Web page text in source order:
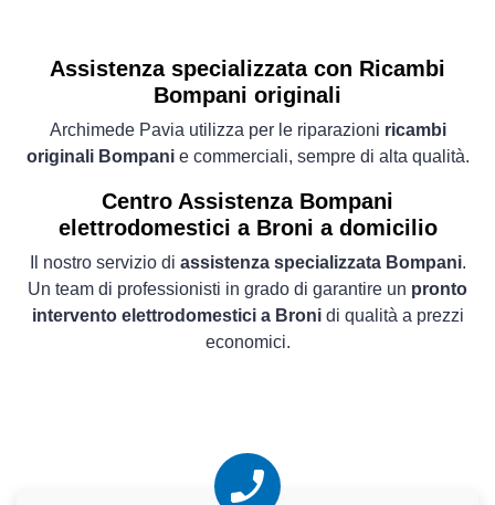
Assistenza specializzata con Ricambi
Bompani originali
Archimede Pavia utilizza per le riparazioni ricambi
originali Bompanie commerciali, sempre di alta qualità.
Centro Assistenza Bompani
elettrodomestici a Broni a domicilio
Il nostro servizio di assistenza specializzata Bompani.
Un team di professionisti in grado di garantire un pronto
intervento elettrodomestici a Bronidi qualità a prezzi
economici.